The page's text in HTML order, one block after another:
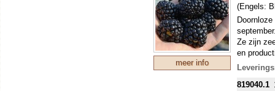
meer info
(Engels:
Ze zijn
en
819040.1